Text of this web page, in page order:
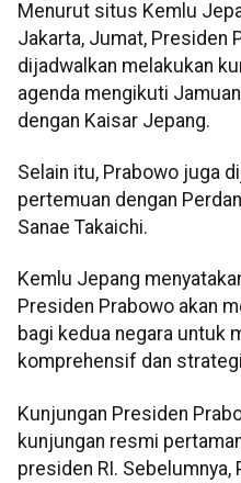
Menurut situs Kemlu
Jakarta, Jumat, Presiden
dijadwalkan melakukan
agenda mengikuti
dengan Kaisar Jepang.
Selain itu, Prabowo juga
pertemuan dengan
Sanae Takaichi.
Kemlu Jepang
Presiden Prabowo akan
bagi kedua negara untuk
komprehensif dan
Kunjungan Presiden
kunjungan resmi
presiden RI.